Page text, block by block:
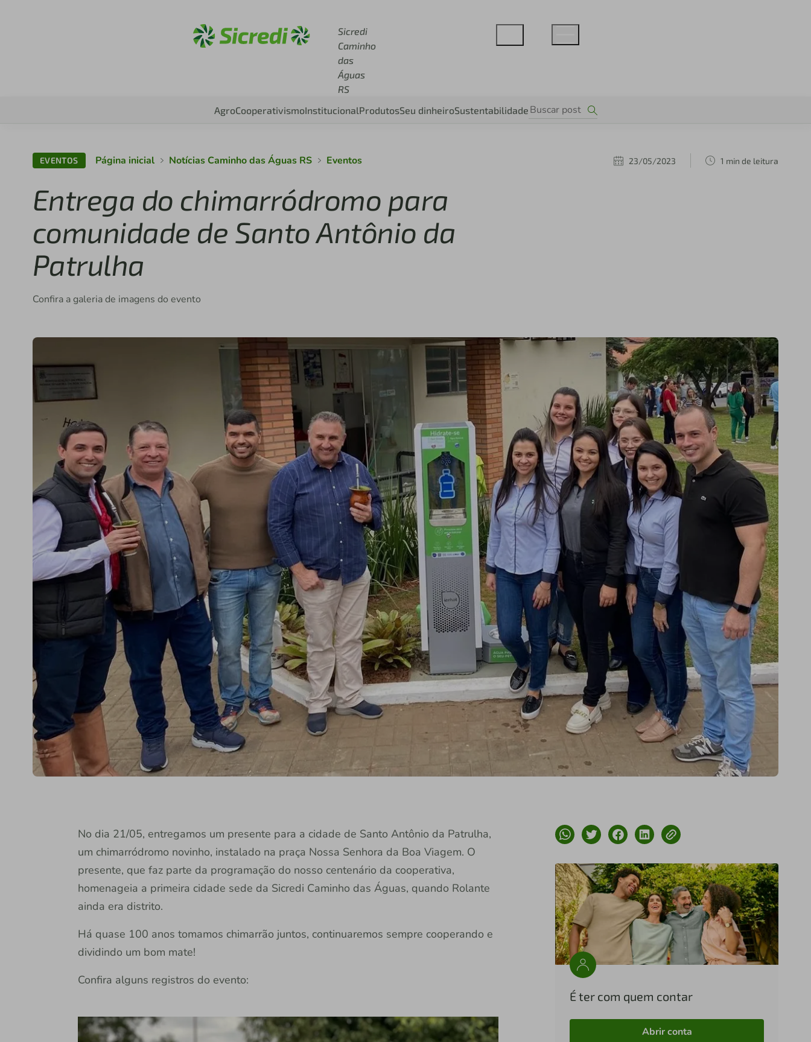
Sicredi
Caminho
das
Águas
RS
AgroCooperativismoInstitucionalProdutosSeu dinheiroSustentabilidade
EVENTOS Página inicial Notícias Caminho das Águas RS Eventos 23/05/2023 1 min de leitura
Entrega do chimarródromo para
comunidade de Santo Antônio da
Patrulha
Confira a galeria de imagens do evento
No dia 21/05, entregamos um presente para a cidade de Santo Antônio da Patrulha,
um chimarródromo novinho, instalado na praça Nossa Senhora da Boa Viagem. O
presente, que faz parte da programação do nosso centenário da cooperativa,
homenageia a primeira cidade sede da Sicredi Caminho das Águas, quando Rolante
ainda era distrito.
Há quase 100 anos tomamos chimarrão juntos, continuaremos sempre cooperando e
dividindo um bom mate!
Confira alguns registros do evento:
É ter com quem contar
Abrir conta